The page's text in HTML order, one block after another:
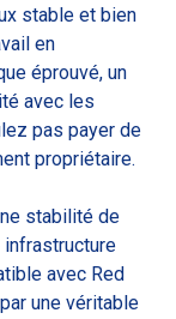
stable et bien
en
éprouvé, un
avec les
pas payer de
propriétaire.
stabilité de
infrastructure
avec Red
une véritable